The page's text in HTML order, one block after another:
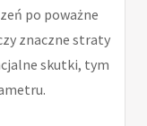
po poważne
znaczne straty
skutki, tym